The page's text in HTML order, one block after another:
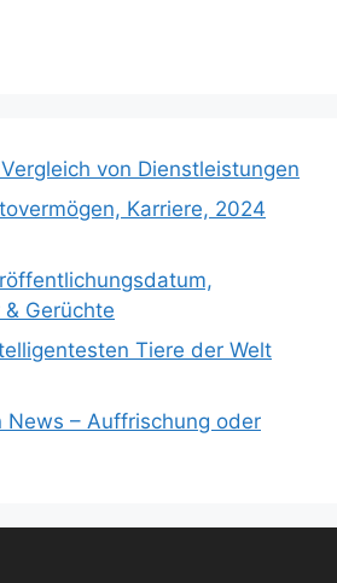
von Dienstleistungen
Karriere, 2024
Gerüchte
Tiere der Welt
News – Auffrischung oder